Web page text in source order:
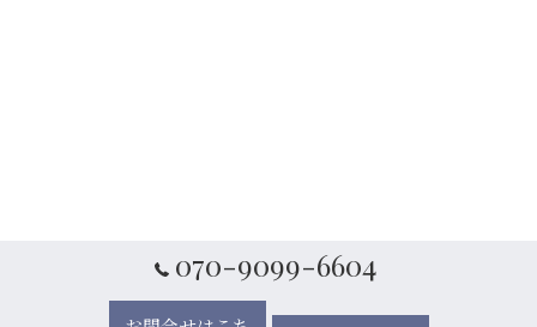
070-9099-6604